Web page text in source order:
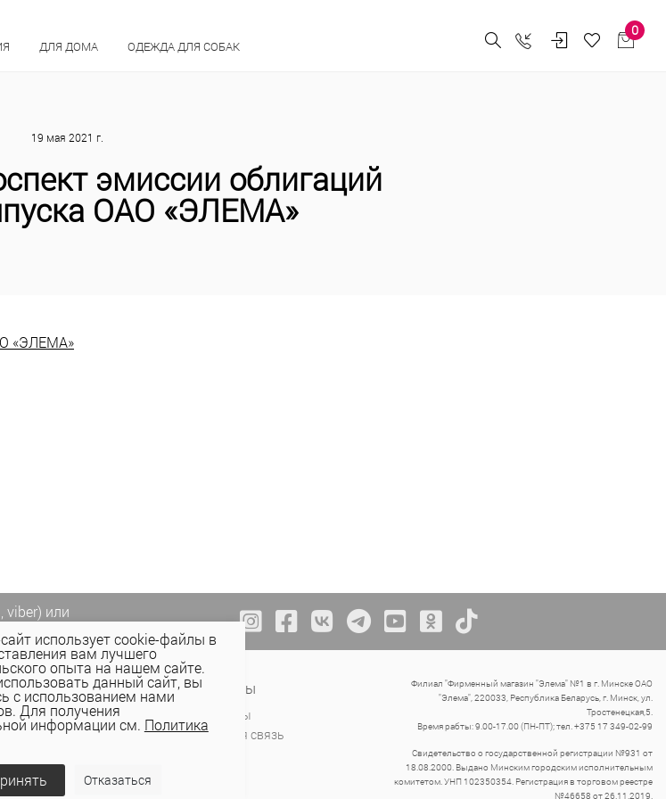
ДЛЯ ДОМА ОДЕЖДА ДЛЯ СОБАК
0
19 мая 2021 г.
эмиссии облигаций
ОАО «ЭЛЕМА»
«ЭЛЕМА»
viber) или
и поддержка
одежды
и возврат
Контакты
Магазины
Обратная связь
Филиал "Фирменный магазин "Элема" №1 в г. Минске ОАО
"Элема", 220033, Республика Беларусь, г. Минск, ул.
Тростенецкая,5.
Время рабты: 9.00-17.00 (ПН-ПТ); тел. +375 17 349-02-99
Свидетельство о государственной регистрации №931 от
18.08.2000. Выдано Минским городским исполнительным
комитетом. УНП 102350354. Регистрация в торговом реестре
№46658 от 26.11.2019.
использует cookie-файлы в
вам лучшего
опыта на нашем сайте.
данный сайт, вы
с использованием нами
Для получения
информации см. Политика
Отказаться